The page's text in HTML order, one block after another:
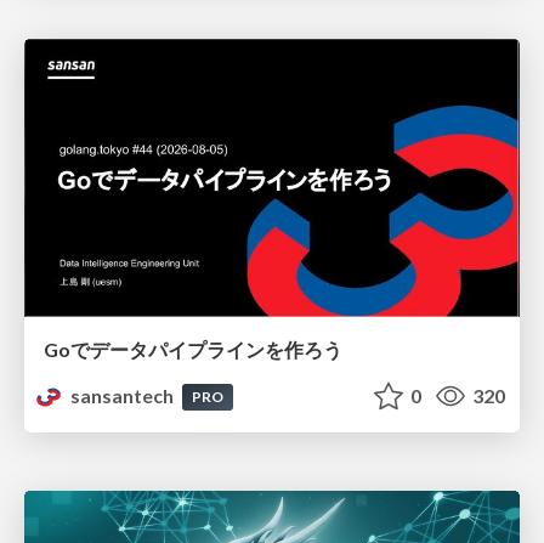
Goでデータパイプラインを作ろう
sansantech
PRO 0 320